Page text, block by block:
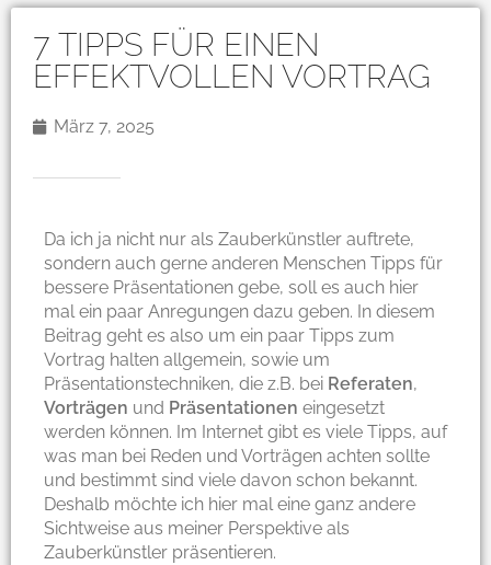
7 TIPPS FÜR EINEN
EFFEKTVOLLEN VORTRAG
März 7, 2025
Da ich ja nicht nur als Zauberkünstler auftrete,
sondern auch gerne anderen Menschen Tipps für
bessere Präsentationen gebe, soll es auch hier
mal ein paar Anregungen dazu geben. In diesem
Beitrag geht es also um ein paar Tipps zum
Vortrag halten allgemein, sowie um
Präsentationstechniken, die z.B. bei Referaten,
Vorträgen und Präsentationen eingesetzt
werden können. Im Internet gibt es viele Tipps, auf
was man bei Reden und Vorträgen achten sollte
und bestimmt sind viele davon schon bekannt.
Deshalb möchte ich hier mal eine ganz andere
Sichtweise aus meiner Perspektive als
Zauberkünstler präsentieren.